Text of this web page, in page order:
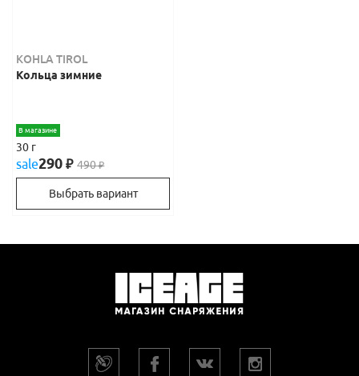
KOHLA TIROL
Кольца зимние
В магазине
30 г
sale290₽ 490₽
Выбрать вариант